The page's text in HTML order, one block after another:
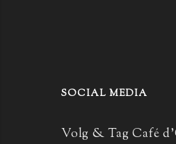
SOCIAL MEDIA
Volg & Tag Café